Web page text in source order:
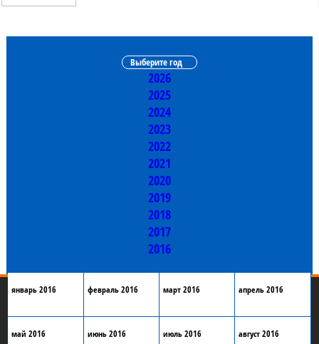
Выберите год
2026
2025
2024
2023
2022
2021
2020
2019
2018
2017
2016
январь 2016 февраль 2016 март 2016 апрель 2016
май 2016 июнь 2016 июль 2016 август 2016